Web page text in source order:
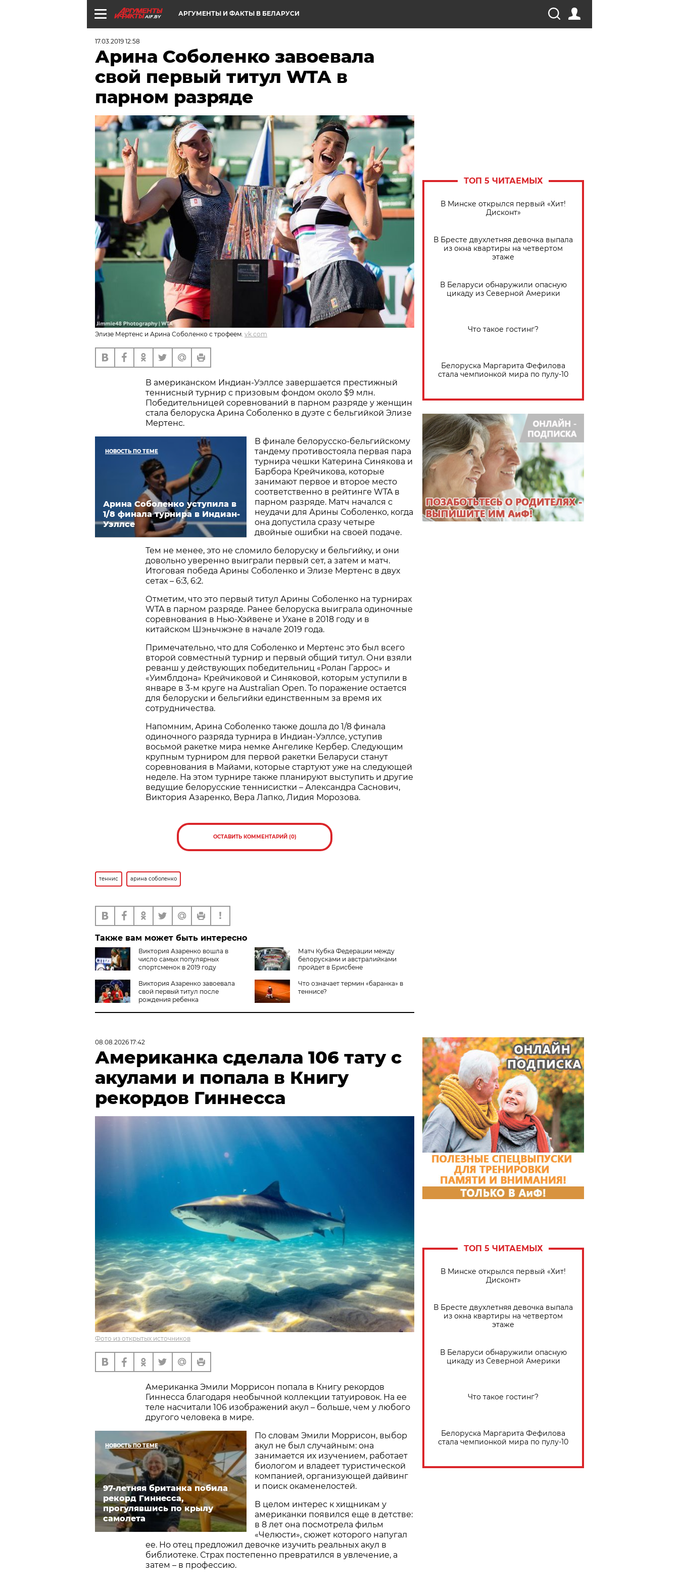
AIF.BY АРГУМЕНТЫ И ФАКТЫ В БЕЛАРУСИ
17.03.2019 12:58
Арина Соболенко завоевала
свой первый титул WTA в
парном разряде
Элизе Мертенс и Арина Соболенко с трофеем. vk.com
В американском Индиан-Уэллсе завершается престижный
теннисный турнир с призовым фондом около $9 млн.
Победительницей соревнований в парном разряде у женщин
стала белоруска Арина Соболенко в дуэте с бельгийкой Элизе
Мертенс.
НОВОСТЬ ПО ТЕМЕ
Арина Соболенко уступила в
1/8 финала турнира в Индиан-
Уэллсе
В финале белорусско-бельгийскому
тандему противостояла первая пара
турнира чешки Катерина Синякова и
Барбора Крейчикова, которые
занимают первое и второе место
соответственно в рейтинге WTA в
парном разряде. Матч начался с
неудачи для Арины Соболенко, когда
она допустила сразу четыре
двойные ошибки на своей подаче.
Тем не менее, это не сломило белоруску и бельгийку, и они
довольно уверенно выиграли первый сет, а затем и матч.
Итоговая победа Арины Соболенко и Элизе Мертенс в двух
сетах – 6:3, 6:2.
Отметим, что это первый титул Арины Соболенко на турнирах
WTA в парном разряде. Ранее белоруска выиграла одиночные
соревнования в Нью-Хэйвене и Ухане в 2018 году и в
китайском Шэньчжэне в начале 2019 года.
Примечательно, что для Соболенко и Мертенс это был всего
второй совместный турнир и первый общий титул. Они взяли
реванш у действующих победительниц «Ролан Гаррос» и
«Уимблдона» Крейчиковой и Синяковой, которым уступили в
январе в 3-м круге на Australian Open. То поражение остается
для белоруски и бельгийки единственным за время их
сотрудничества.
Напомним, Арина Соболенко также дошла до 1/8 финала
одиночного разряда турнира в Индиан-Уэллсе, уступив
восьмой ракетке мира немке Ангелике Кербер. Следующим
крупным турниром для первой ракетки Беларуси станут
соревнования в Майами, которые стартуют уже на следующей
неделе. На этом турнире также планируют выступить и другие
ведущие белорусские теннисистки – Александра Саснович,
Виктория Азаренко, Вера Лапко, Лидия Морозова.
ОСТАВИТЬ КОММЕНТАРИЙ (0)
теннис арина соболенко
Также вам может быть интересно
Виктория Азаренко вошла в
число самых популярных
спортсменок в 2019 году
Матч Кубка Федерации между
белорусками и австралийками
пройдет в Брисбене
Виктория Азаренко завоевала
свой первый титул после
рождения ребенка
Что означает термин «баранка» в
теннисе?
ТОП 5 ЧИТАЕМЫХ
В Минске открылся первый «Хит!
Дисконт»
В Бресте двухлетняя девочка выпала
из окна квартиры на четвертом
этаже
В Беларуси обнаружили опасную
цикаду из Северной Америки
Что такое гостинг?
Белоруска Маргарита Фефилова
стала чемпионкой мира по пулу-10
08.08.2026 17:42
Американка сделала 106 тату с
акулами и попала в Книгу
рекордов Гиннесса
Фото из открытых источников
Американка Эмили Моррисон попала в Книгу рекордов
Гиннесса благодаря необычной коллекции татуировок. На ее
теле насчитали 106 изображений акул – больше, чем у любого
другого человека в мире.
НОВОСТЬ ПО ТЕМЕ
97-летняя британка побила
рекорд Гиннесса,
прогулявшись по крылу
самолета
По словам Эмили Моррисон, выбор
акул не был случайным: она
занимается их изучением, работает
биологом и владеет туристической
компанией, организующей дайвинг
и поиск окаменелостей.
В целом интерес к хищникам у
американки появился еще в детстве:
в 8 лет она посмотрела фильм
«Челюсти», сюжет которого напугал
ее. Но отец предложил девочке изучить реальных акул в
библиотеке. Страх постепенно превратился в увлечение, а
затем – в профессию.
ТОП 5 ЧИТАЕМЫХ
В Минске открылся первый «Хит!
Дисконт»
В Бресте двухлетняя девочка выпала
из окна квартиры на четвертом
этаже
В Беларуси обнаружили опасную
цикаду из Северной Америки
Что такое гостинг?
Белоруска Маргарита Фефилова
стала чемпионкой мира по пулу-10